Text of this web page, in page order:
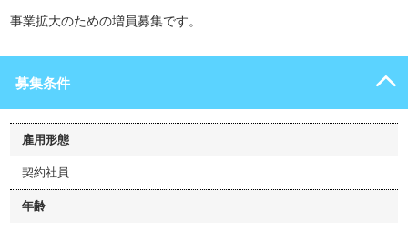
事業拡大のための増員募集です。
募集条件
雇用形態
契約社員
年齢